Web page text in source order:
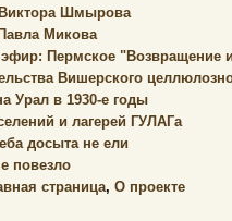
Шмырова
Микова
Пермское "Возвращение
Вишерского
Урал в 1930-е годы
и лагерей ГУЛАГа
досыта не ели
повезло
страница, О проекте